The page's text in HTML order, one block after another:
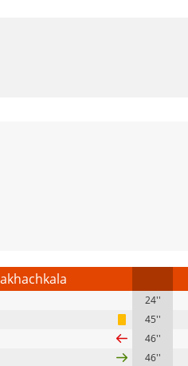
24''
45''
46''
46''